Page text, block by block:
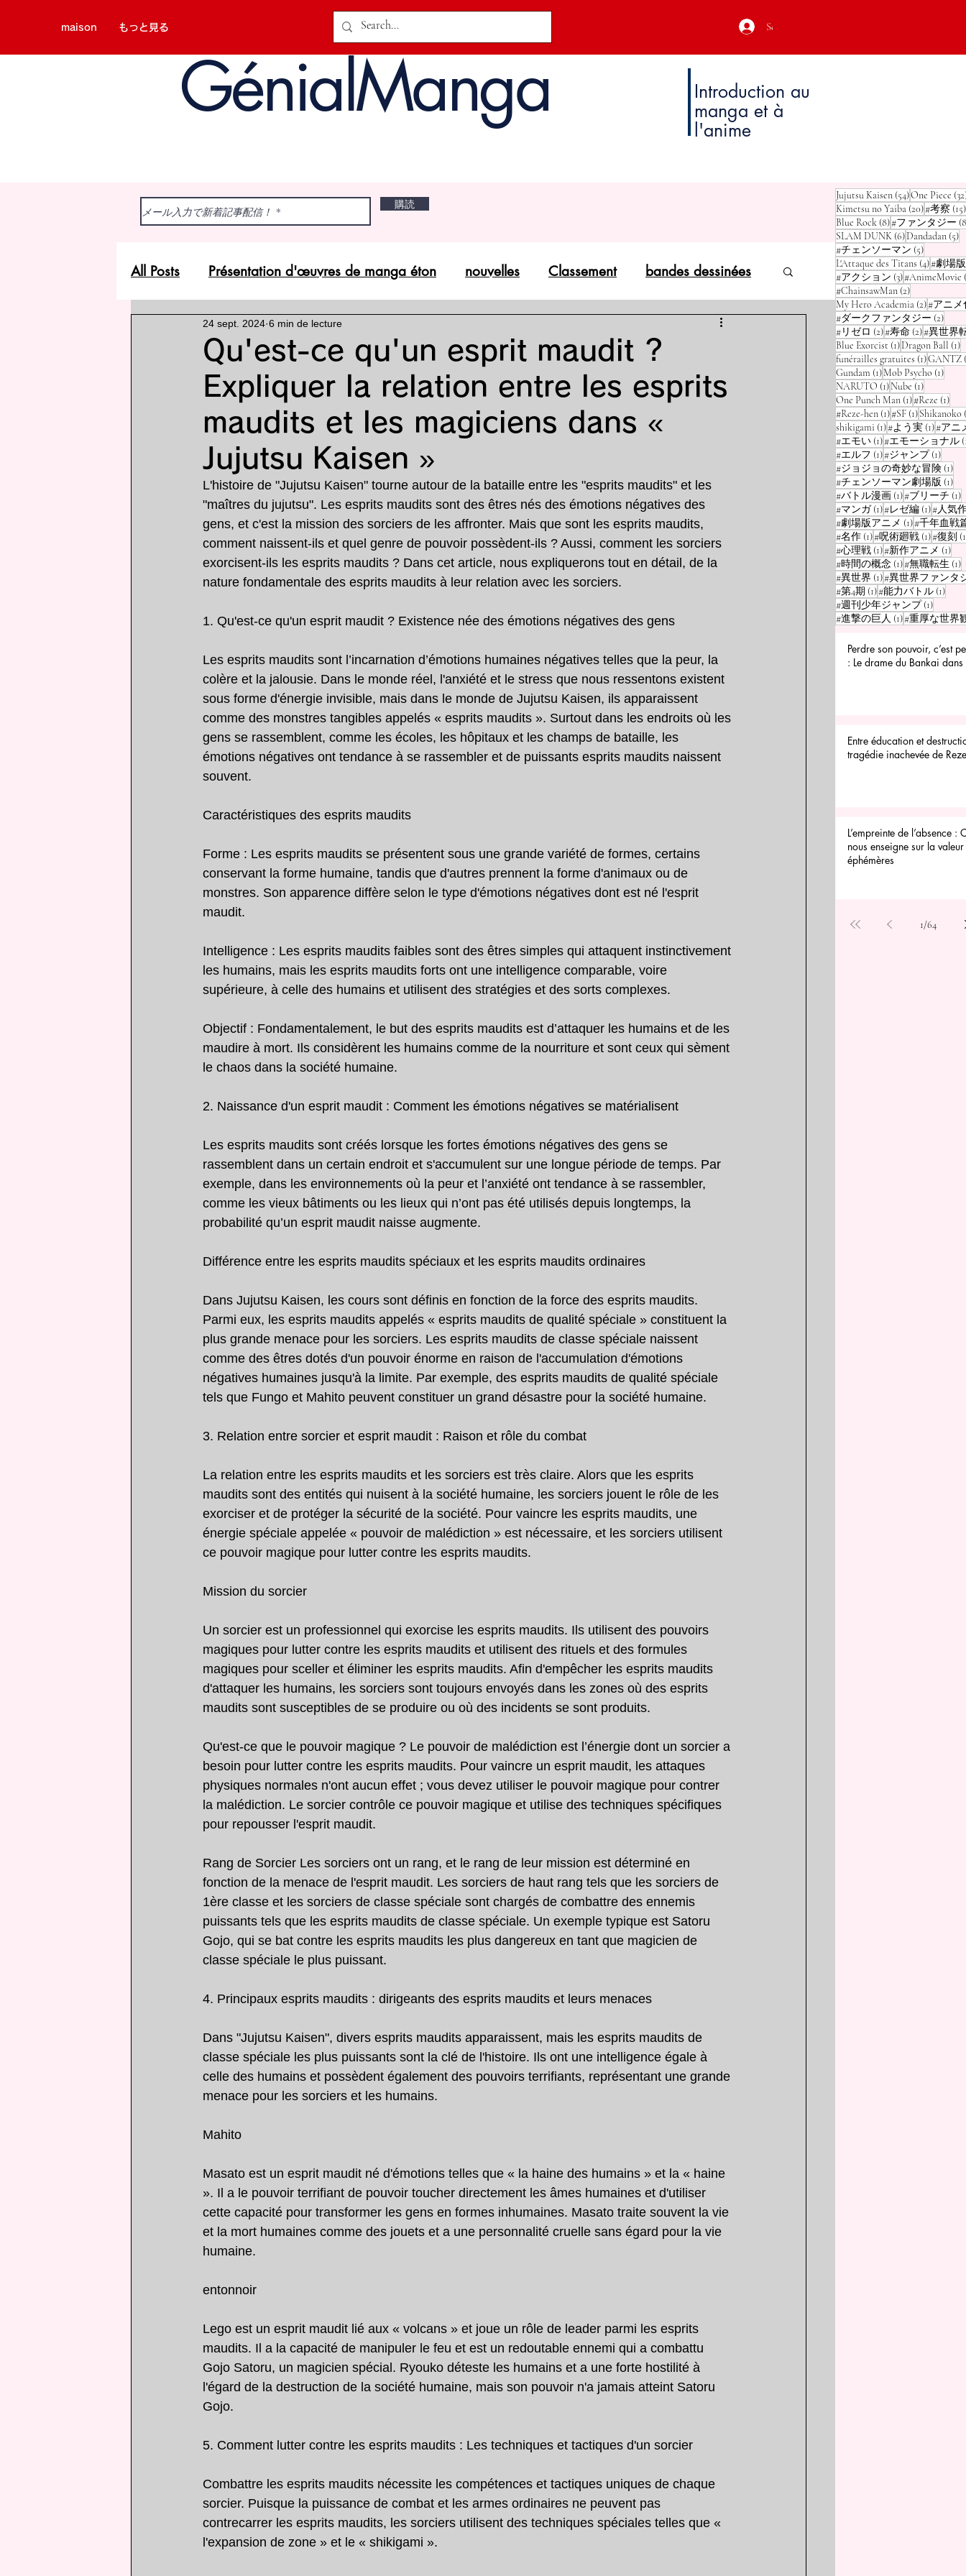
maison もっと見る Se connecter
GénialManga
Introduction au
manga et à
l'anime
購読
All Posts Présentation d'œuvres de manga éton nouvelles Classement bandes dessinées
Particularité animé animé
Qu'est-ce qu'un esprit maudit ?
Expliquer la relation entre les esprits
maudits et les magiciens dans «
Jujutsu Kaisen »
24 sept. 2024 6 min de lecture
L'histoire de "Jujutsu Kaisen" tourne autour de la bataille entre les "esprits maudits" et les
"maîtres du jujutsu". Les esprits maudits sont des êtres nés des émotions négatives des
gens, et c'est la mission des sorciers de les affronter. Mais que sont les esprits maudits,
comment naissent-ils et quel genre de pouvoir possèdent-ils ? Aussi, comment les sorciers
exorcisent-ils les esprits maudits ? Dans cet article, nous expliquerons tout en détail, de la
nature fondamentale des esprits maudits à leur relation avec les sorciers.
1. Qu'est-ce qu'un esprit maudit ? Existence née des émotions négatives des gens
Les esprits maudits sont l’incarnation d’émotions humaines négatives telles que la peur, la
colère et la jalousie. Dans le monde réel, l'anxiété et le stress que nous ressentons existent
sous forme d'énergie invisible, mais dans le monde de Jujutsu Kaisen, ils apparaissent
comme des monstres tangibles appelés « esprits maudits ». Surtout dans les endroits où les
gens se rassemblent, comme les écoles, les hôpitaux et les champs de bataille, les
émotions négatives ont tendance à se rassembler et de puissants esprits maudits naissent
souvent.
Caractéristiques des esprits maudits
Forme : Les esprits maudits se présentent sous une grande variété de formes, certains
conservant la forme humaine, tandis que d'autres prennent la forme d'animaux ou de
monstres. Son apparence diffère selon le type d'émotions négatives dont est né l'esprit
maudit.
Intelligence : Les esprits maudits faibles sont des êtres simples qui attaquent instinctivement
les humains, mais les esprits maudits forts ont une intelligence comparable, voire
supérieure, à celle des humains et utilisent des stratégies et des sorts complexes.
Objectif : Fondamentalement, le but des esprits maudits est d’attaquer les humains et de les
maudire à mort. Ils considèrent les humains comme de la nourriture et sont ceux qui sèment
le chaos dans la société humaine.
2. Naissance d'un esprit maudit : Comment les émotions négatives se matérialisent
Les esprits maudits sont créés lorsque les fortes émotions négatives des gens se
rassemblent dans un certain endroit et s'accumulent sur une longue période de temps. Par
exemple, dans les environnements où la peur et l’anxiété ont tendance à se rassembler,
comme les vieux bâtiments ou les lieux qui n’ont pas été utilisés depuis longtemps, la
probabilité qu’un esprit maudit naisse augmente.
Différence entre les esprits maudits spéciaux et les esprits maudits ordinaires
Dans Jujutsu Kaisen, les cours sont définis en fonction de la force des esprits maudits.
Parmi eux, les esprits maudits appelés « esprits maudits de qualité spéciale » constituent la
plus grande menace pour les sorciers. Les esprits maudits de classe spéciale naissent
comme des êtres dotés d'un pouvoir énorme en raison de l'accumulation d'émotions
négatives humaines jusqu'à la limite. Par exemple, des esprits maudits de qualité spéciale
tels que Fungo et Mahito peuvent constituer un grand désastre pour la société humaine.
3. Relation entre sorcier et esprit maudit : Raison et rôle du combat
La relation entre les esprits maudits et les sorciers est très claire. Alors que les esprits
maudits sont des entités qui nuisent à la société humaine, les sorciers jouent le rôle de les
exorciser et de protéger la sécurité de la société. Pour vaincre les esprits maudits, une
énergie spéciale appelée « pouvoir de malédiction » est nécessaire, et les sorciers utilisent
ce pouvoir magique pour lutter contre les esprits maudits.
Mission du sorcier
Un sorcier est un professionnel qui exorcise les esprits maudits. Ils utilisent des pouvoirs
magiques pour lutter contre les esprits maudits et utilisent des rituels et des formules
magiques pour sceller et éliminer les esprits maudits. Afin d'empêcher les esprits maudits
d'attaquer les humains, les sorciers sont toujours envoyés dans les zones où des esprits
maudits sont susceptibles de se produire ou où des incidents se sont produits.
Qu'est-ce que le pouvoir magique ? Le pouvoir de malédiction est l’énergie dont un sorcier a
besoin pour lutter contre les esprits maudits. Pour vaincre un esprit maudit, les attaques
physiques normales n'ont aucun effet ; vous devez utiliser le pouvoir magique pour contrer
la malédiction. Le sorcier contrôle ce pouvoir magique et utilise des techniques spécifiques
pour repousser l'esprit maudit.
Rang de Sorcier Les sorciers ont un rang, et le rang de leur mission est déterminé en
fonction de la menace de l'esprit maudit. Les sorciers de haut rang tels que les sorciers de
1ère classe et les sorciers de classe spéciale sont chargés de combattre des ennemis
puissants tels que les esprits maudits de classe spéciale. Un exemple typique est Satoru
Gojo, qui se bat contre les esprits maudits les plus dangereux en tant que magicien de
classe spéciale le plus puissant.
4. Principaux esprits maudits : dirigeants des esprits maudits et leurs menaces
Dans "Jujutsu Kaisen", divers esprits maudits apparaissent, mais les esprits maudits de
classe spéciale les plus puissants sont la clé de l'histoire. Ils ont une intelligence égale à
celle des humains et possèdent également des pouvoirs terrifiants, représentant une grande
menace pour les sorciers et les humains.
Mahito
Masato est un esprit maudit né d'émotions telles que « la haine des humains » et la « haine
». Il a le pouvoir terrifiant de pouvoir toucher directement les âmes humaines et d'utiliser
cette capacité pour transformer les gens en formes inhumaines. Masato traite souvent la vie
et la mort humaines comme des jouets et a une personnalité cruelle sans égard pour la vie
humaine.
entonnoir
Lego est un esprit maudit lié aux « volcans » et joue un rôle de leader parmi les esprits
maudits. Il a la capacité de manipuler le feu et est un redoutable ennemi qui a combattu
Gojo Satoru, un magicien spécial. Ryouko déteste les humains et a une forte hostilité à
l'égard de la destruction de la société humaine, mais son pouvoir n'a jamais atteint Satoru
Gojo.
5. Comment lutter contre les esprits maudits : Les techniques et tactiques d'un sorcier
Combattre les esprits maudits nécessite les compétences et tactiques uniques de chaque
sorcier. Puisque la puissance de combat et les armes ordinaires ne peuvent pas
contrecarrer les esprits maudits, les sorciers utilisent des techniques spéciales telles que «
l'expansion de zone » et le « shikigami ».
Jujutsu Kaisen (54)54 posts
One Piece
Kimetsu no Yaiba (20)20 posts
#考察 (15)
Blue Rock (8)8 posts
#ファンタジー
SLAM DUNK (6)6 posts
Dandadan (5)5
#チェンソーマン (5)5 posts
L'Attaque des Titans (4)4 posts
#劇場版
#アクション (3)3 posts
#AnimeMovie
#ChainsawMan (2)2 posts
My Hero Academia (2)2 posts
#アニメ
#ダークファンタジー (2)2
#リゼロ (2)2 posts
#寿命 (2)2 posts
#異世界
Blue Exorcist (1)1 post
Dragon Ball (1)
funérailles gratuites (1)1 post
GANTZ
Gundam (1)1 post
Mob Psycho (1)1 post
NARUTO (1)1 post
Nube (1)1 post
One Punch Man (1)1 post
#Reze (1)1
#Reze-hen (1)1 post
#SF (1)1 post
Shikanoko
shikigami (1)1 post
#よう実 (1)1 post
#アニ
#エモい (1)1 post
#エモーショナル
#エルフ (1)1 post
#ジャンプ (1)1 post
#ジョジョの奇妙な冒険 (1)1
#チェンソーマン劇場版 (1)1
#バトル漫画 (1)1 post
#ブリーチ (1)
#マンガ (1)1 post
#レゼ編 (1)1 post
#人気
#劇場版アニメ (1)1 post
#千年血戦
#名作 (1)1 post
#呪術廻戦 (1)1 post
#復刻
#心理戦 (1)1 post
#新作アニメ (1)1
#時間の概念 (1)1 post
#無職転生 (1)
#異世界 (1)1 post
#異世界ファンタ
#第4期 (1)1 post
#能力バトル (1)1
#週刊少年ジャンプ (1)1 post
#進撃の巨人 (1)1 post
#重厚な世界
Perdre son pouvoir, c’est
: Le drame du Bankai dans
Entre éducation et
tragédie inachevée de
L’empreinte de l’absence :
nous enseigne sur la
éphémères
1/64